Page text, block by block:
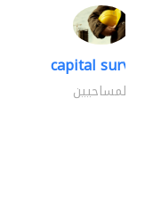
capital surveys
المساحيين